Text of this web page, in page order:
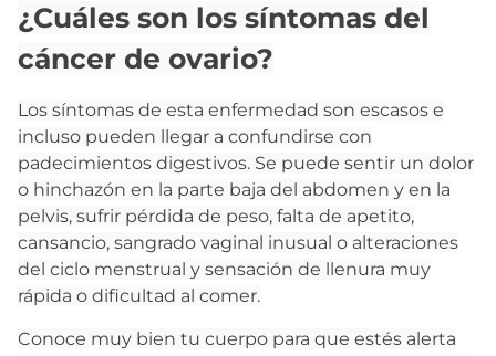
¿Cuáles son los síntomas del
cáncer de ovario?
Los síntomas de esta enfermedad son escasos e
incluso pueden llegar a confundirse con
padecimientos digestivos. Se puede sentir un dolor
o hinchazón en la parte baja del abdomen y en la
pelvis, sufrir pérdida de peso, falta de apetito,
cansancio, sangrado vaginal inusual o alteraciones
del ciclo menstrual y sensación de llenura muy
rápida o dificultad al comer.
Conoce muy bien tu cuerpo para que estés alerta